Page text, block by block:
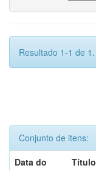
Resultado 1-1 de 1.
Conjunto de itens:
Data do
Título